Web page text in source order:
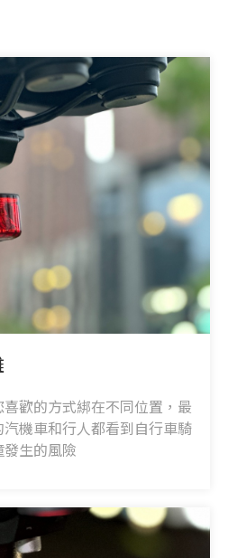
歡的方式綁在不同位置，最
機車和行人都看到自行車騎
生的風險